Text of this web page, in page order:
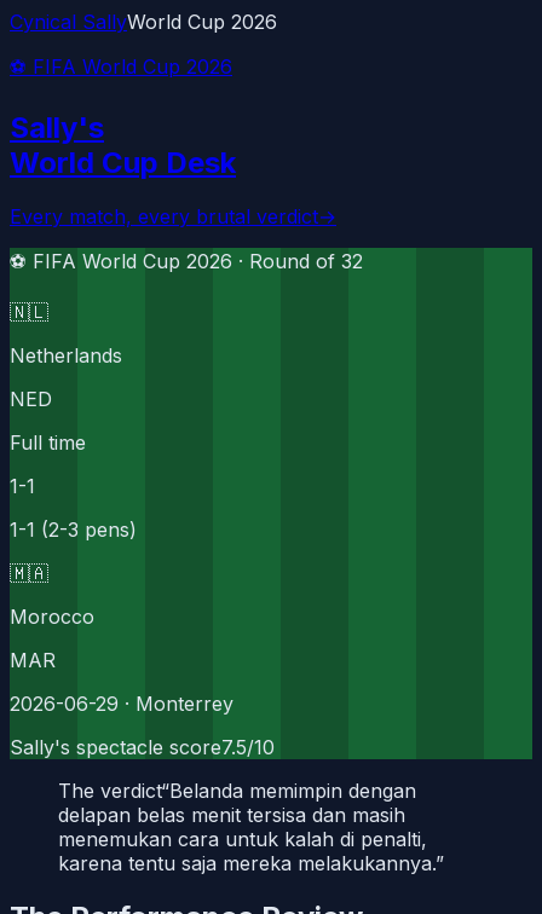
Cynical SallyWorld Cup 2026
⚽ FIFA World Cup 2026
Sally's
World Cup Desk
Every match, every brutal verdict→
⚽ FIFA World Cup 2026 · Round of 32
🇳🇱
Netherlands
NED
Full time
1-1
1-1 (2-3 pens)
🇲🇦
Morocco
MAR
2026-06-29 · Monterrey
Sally's spectacle score7.5/10
The verdict“Belanda memimpin dengan
delapan belas menit tersisa dan masih
menemukan cara untuk kalah di penalti,
karena tentu saja mereka melakukannya.”